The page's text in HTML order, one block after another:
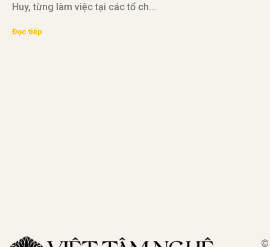
Huy, từng làm việc tại các tổ ch...
Đọc tiếp
©